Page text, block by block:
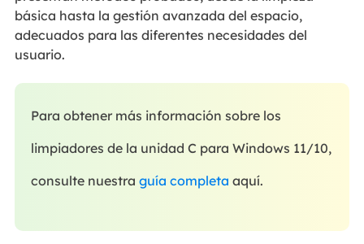
básica hasta la gestión avanzada del espacio,
adecuados para las diferentes necesidades del
usuario.
Para obtener más información sobre los
limpiadores de la unidad C para Windows 11/10,
consulte nuestra guía completa aquí.